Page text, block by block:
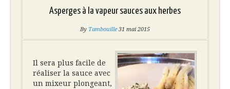
Asperges à la vapeur sauces aux herbes
By Tambouille 31 mai 2015
Il sera plus facile de
réaliser la sauce avec
un mixeur plongeant,